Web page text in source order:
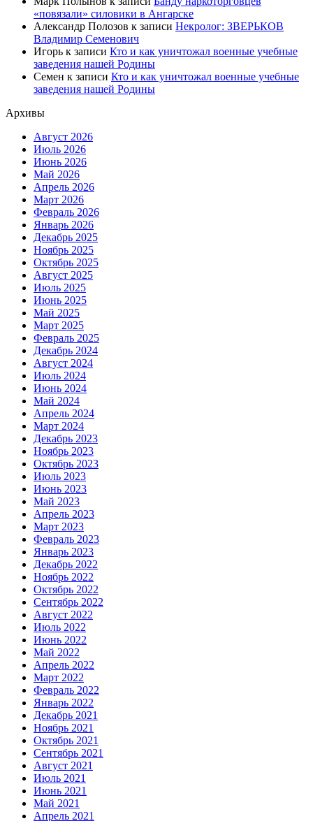
«повязали» силовики в Ангарске
Александр Полозов к записи Некролог: ЗВЕРЬКОВ
Владимир Семенович
Игорь к записи Кто и как уничтожал военные учебные
заведения нашей Родины
Семен к записи Кто и как уничтожал военные учебные
заведения нашей Родины
Архивы
Август 2026
Июль 2026
Июнь 2026
Май 2026
Апрель 2026
Март 2026
Февраль 2026
Январь 2026
Декабрь 2025
Ноябрь 2025
Октябрь 2025
Август 2025
Июль 2025
Июнь 2025
Май 2025
Март 2025
Февраль 2025
Декабрь 2024
Август 2024
Июль 2024
Июнь 2024
Май 2024
Апрель 2024
Март 2024
Декабрь 2023
Ноябрь 2023
Октябрь 2023
Июль 2023
Июнь 2023
Май 2023
Апрель 2023
Март 2023
Февраль 2023
Январь 2023
Декабрь 2022
Ноябрь 2022
Октябрь 2022
Сентябрь 2022
Август 2022
Июль 2022
Июнь 2022
Май 2022
Апрель 2022
Март 2022
Февраль 2022
Январь 2022
Декабрь 2021
Ноябрь 2021
Октябрь 2021
Сентябрь 2021
Август 2021
Июль 2021
Июнь 2021
Май 2021
Апрель 2021